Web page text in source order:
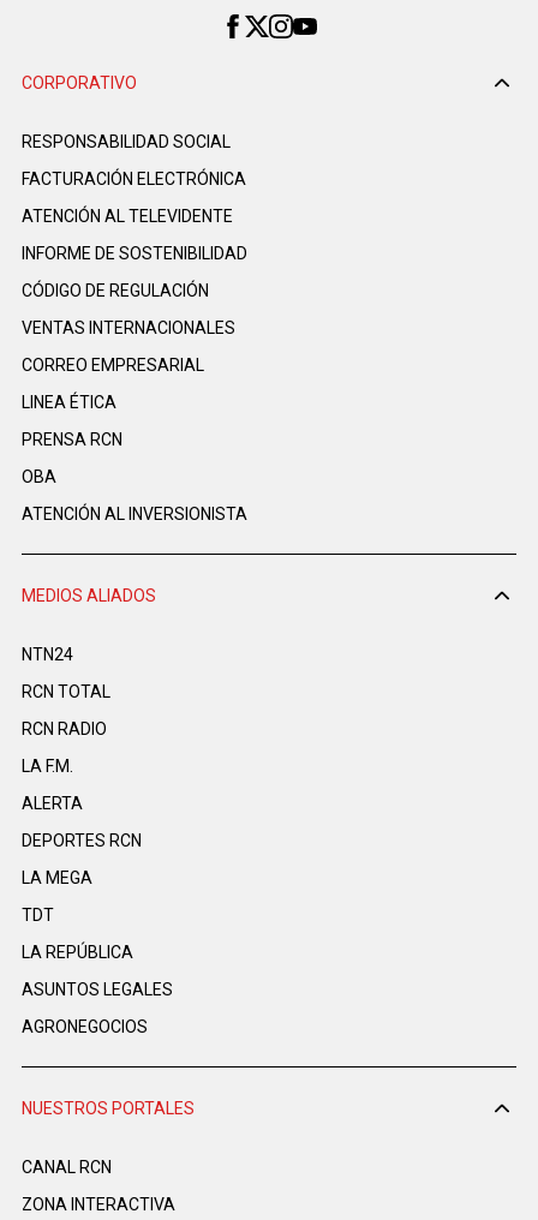
CORPORATIVO
RESPONSABILIDAD SOCIAL
FACTURACIÓN ELECTRÓNICA
ATENCIÓN AL TELEVIDENTE
INFORME DE SOSTENIBILIDAD
CÓDIGO DE REGULACIÓN
VENTAS INTERNACIONALES
CORREO EMPRESARIAL
LINEA ÉTICA
PRENSA RCN
OBA
ATENCIÓN AL INVERSIONISTA
MEDIOS ALIADOS
NTN24
RCN TOTAL
RCN RADIO
LA F.M.
ALERTA
DEPORTES RCN
LA MEGA
TDT
LA REPÚBLICA
ASUNTOS LEGALES
AGRONEGOCIOS
NUESTROS PORTALES
CANAL RCN
ZONA INTERACTIVA